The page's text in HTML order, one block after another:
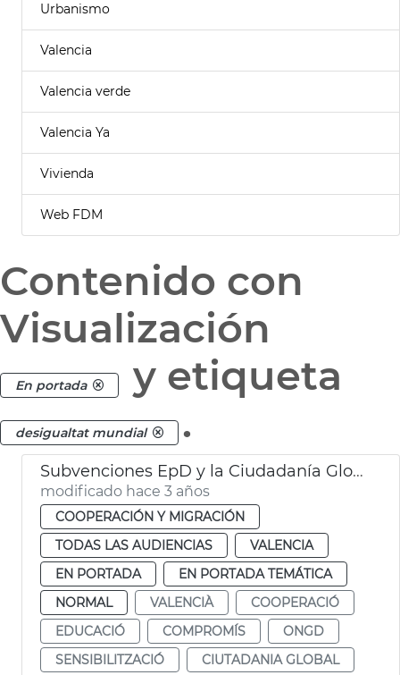
Urbanismo
Valencia
Valencia verde
Valencia Ya
Vivienda
Web FDM
Contenido con
Visualización
En portada y etiqueta
desigualtat mundial .
Subvenciones EpD y la Ciudadanía Global 2023
modificado hace 3 años
COOPERACIÓN Y MIGRACIÓN
TODAS LAS AUDIENCIAS
VALENCIA
EN PORTADA
EN PORTADA TEMÁTICA
NORMAL
VALENCIÀ
COOPERACIÓ
EDUCACIÓ
COMPROMÍS
ONGD
SENSIBILITZACIÓ
CIUTADANIA GLOBAL